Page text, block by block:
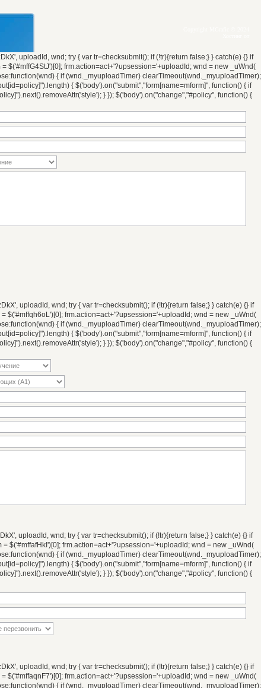
uploadId, wnd; try { var tr=checksubmit(); if (!tr){return false;} } catch(e) {} if
$('#mffG4StJ')[0]; frm.action=act+'?upsession='+uploadId; wnd = new _uWnd(
{ if (wnd._myuploadTimer) clearTimeout(wnd._myuploadTimer);
{ $('body').on("submit","form[name=mform]", function() { if
} }); $('body').on("change","#policy", function() {
uploadId, wnd; try { var tr=checksubmit(); if (!tr){return false;} } catch(e) {} if
$('#mffqh6oL')[0]; frm.action=act+'?upsession='+uploadId; wnd = new _uWnd(
{ if (wnd._myuploadTimer) clearTimeout(wnd._myuploadTimer);
{ $('body').on("submit","form[name=mform]", function() { if
} }); $('body').on("change","#policy", function() {
uploadId, wnd; try { var tr=checksubmit(); if (!tr){return false;} } catch(e) {} if
$('#mffafHkI')[0]; frm.action=act+'?upsession='+uploadId; wnd = new _uWnd(
{ if (wnd._myuploadTimer) clearTimeout(wnd._myuploadTimer);
{ $('body').on("submit","form[name=mform]", function() { if
} }); $('body').on("change","#policy", function() {
uploadId, wnd; try { var tr=checksubmit(); if (!tr){return false;} } catch(e) {} if
$('#mffaqnF7')[0]; frm.action=act+'?upsession='+uploadId; wnd = new _uWnd(
{ if (wnd._myuploadTimer) clearTimeout(wnd._myuploadTimer);